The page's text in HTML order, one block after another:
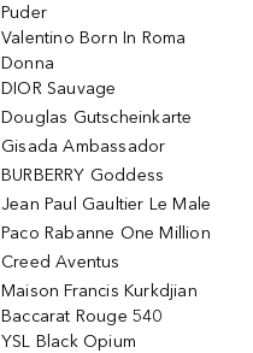
Puder
Valentino Born In Roma
Donna
DIOR Sauvage
Douglas Gutscheinkarte
Gisada Ambassador
BURBERRY Goddess
Jean Paul Gaultier Le Male
Paco Rabanne One Million
Creed Aventus
Maison Francis Kurkdjian
Baccarat Rouge 540
YSL Black Opium